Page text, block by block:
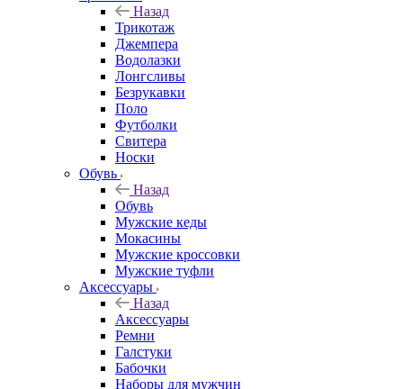
Назад
Трикотаж
Джемпера
Водолазки
Лонгсливы
Безрукавки
Поло
Футболки
Свитера
Носки
Обувь
Назад
Обувь
Мужские кеды
Мокасины
Мужские кроссовки
Мужские туфли
Аксессуары
Назад
Аксессуары
Ремни
Галстуки
Бабочки
Наборы для мужчин